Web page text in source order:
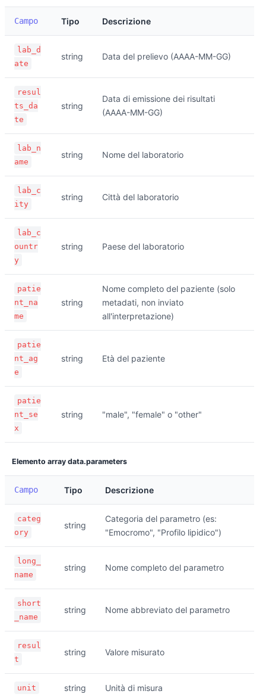
Campo Tipo Descrizione
lab_d
ate
string Data del prelievo (AAAA-MM-GG)
resul
ts_da
te
string
Data di emissione dei risultati
(AAAA-MM-GG)
lab_n
ame
string Nome del laboratorio
lab_c
ity
string Città del laboratorio
lab_c
ountr
y
string Paese del laboratorio
patie
nt_na
me
string
Nome completo del paziente (solo
metadati, non inviato
all'interpretazione)
patie
nt_ag
e
string Età del paziente
patie
nt_se
x
string "male", "female" o "other"
Elemento array data.parameters
Campo Tipo Descrizione
categ
ory
string
Categoria del parametro (es:
"Emocromo", "Profilo lipidico")
long_
name
string Nome completo del parametro
short
_name
string Nome abbreviato del parametro
resul
t
string Valore misurato
unit string Unità di misura